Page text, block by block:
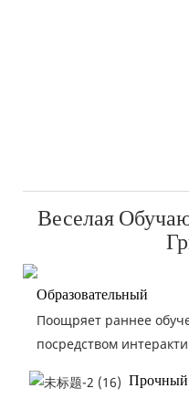
Веселая
Образовательный
Поощряет раннее
посредством
Прочный